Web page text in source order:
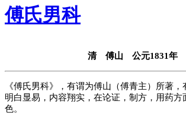
傅氏男科
清 傅山 公元1831年
《傅氏男科》，有谓为傅山（傅青主）所著
明白显易，内容翔实，在论证，制方，用药方
色。